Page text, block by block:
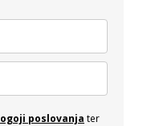
poslovanja ter